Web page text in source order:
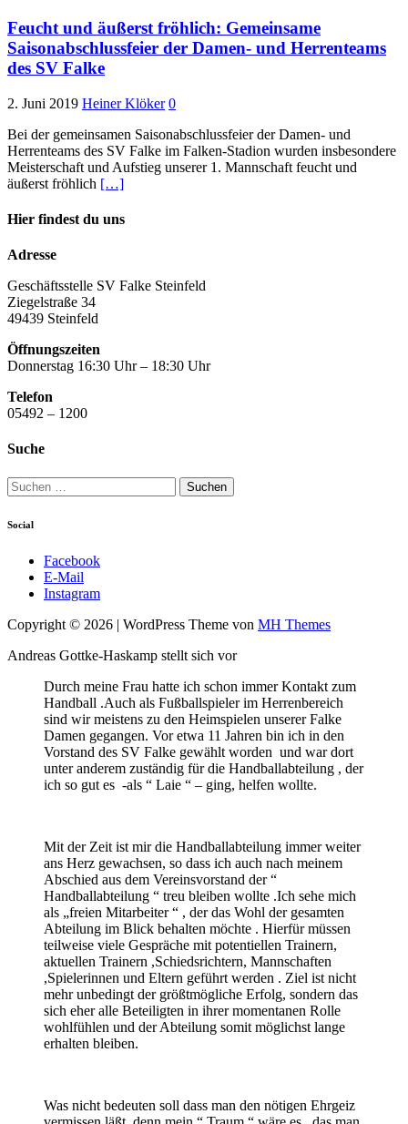
Feucht und äußerst fröhlich: Gemeinsame
Saisonabschlussfeier der Damen- und Herrenteams
des SV Falke
2. Juni 2019 Heiner Klöker 0
Bei der gemeinsamen Saisonabschlussfeier der Damen- und
Herrenteams des SV Falke im Falken-Stadion wurden insbesondere
Meisterschaft und Aufstieg unserer 1. Mannschaft feucht und
äußerst fröhlich […]
Hier findest du uns
Adresse
Geschäftsstelle SV Falke Steinfeld
Ziegelstraße 34
49439 Steinfeld
Öffnungszeiten
Donnerstag 16:30 Uhr – 18:30 Uhr
Telefon
05492 – 1200
Suche
Suchen
nach:
Social
Facebook
E-Mail
Instagram
Copyright © 2026 | WordPress Theme von MH Themes
Andreas Gottke-Haskamp stellt sich vor
Durch meine Frau hatte ich schon immer Kontakt zum
Handball .Auch als Fußballspieler im Herrenbereich
sind wir meistens zu den Heimspielen unserer Falke
Damen gegangen. Vor etwa 11 Jahren bin ich in den
Vorstand des SV Falke gewählt worden und war dort
unter anderem zuständig für die Handballabteilung , der
ich so gut es -als “ Laie “ – ging, helfen wollte.
Mit der Zeit ist mir die Handballabteilung immer weiter
ans Herz gewachsen, so dass ich auch nach meinem
Abschied aus dem Vereinsvorstand der “
Handballabteilung “ treu bleiben wollte .Ich sehe mich
als „freien Mitarbeiter “ , der das Wohl der gesamten
Abteilung im Blick behalten möchte . Hierfür müssen
teilweise viele Gespräche mit potentiellen Trainern,
aktuellen Trainern ,Schiedsrichtern, Mannschaften
,Spielerinnen und Eltern geführt werden . Ziel ist nicht
mehr unbedingt der größtmögliche Erfolg, sondern das
sich eher alle Beteiligten in ihrer momentanen Rolle
wohlfühlen und der Abteilung somit möglichst lange
erhalten bleiben.
Was nicht bedeuten soll dass man den nötigen Ehrgeiz